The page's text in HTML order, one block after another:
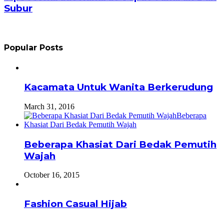
Subur
Popular Posts
Kacamata Untuk Wanita Berkerudung
March 31, 2016
Beberapa Khasiat Dari Bedak Pemutih
Wajah
October 16, 2015
Fashion Casual Hijab